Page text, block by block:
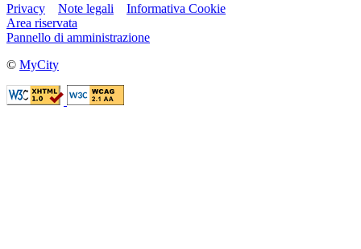
Privacy Note legali
Informativa Cookie
Area riservata
Pannello di amministrazione
© MyCity